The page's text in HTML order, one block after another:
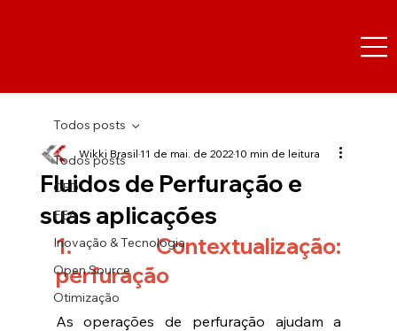
Todos posts
CFD
FEA
Inovação & Tecnologia
Open Source
Otimização
Todos posts
Fluidos de Perfuração e
suas aplicações
Wikki Brasil11 de mai. de 202210 min de leitura
1. Contextualização:
perfuração
As operações de perfuração ajudam a